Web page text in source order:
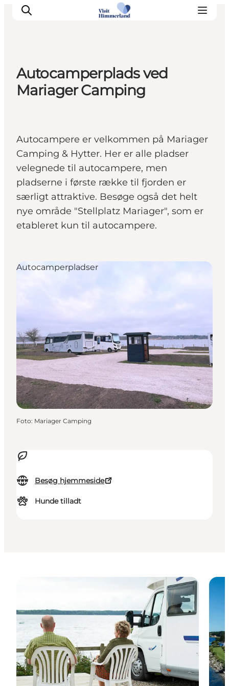
Oplev Himmerland
Udforsk naturen
Planlæg din ferie
Book Oplevelser
Praktisk info
Autocamperplads ved
Mariager Camping
Autocampere er velkommen på Mariager
Camping & Hytter. Her er alle pladser
velegnede til autocampere, men
pladserne i første række til fjorden er
særligt attraktive. Besøge også det helt
nye område "Stellplatz Mariager", som er
etableret kun til autocampere.
Besøg hjemmeside
Hunde tilladt
Autocamperpladser
Foto: Mariager Camping